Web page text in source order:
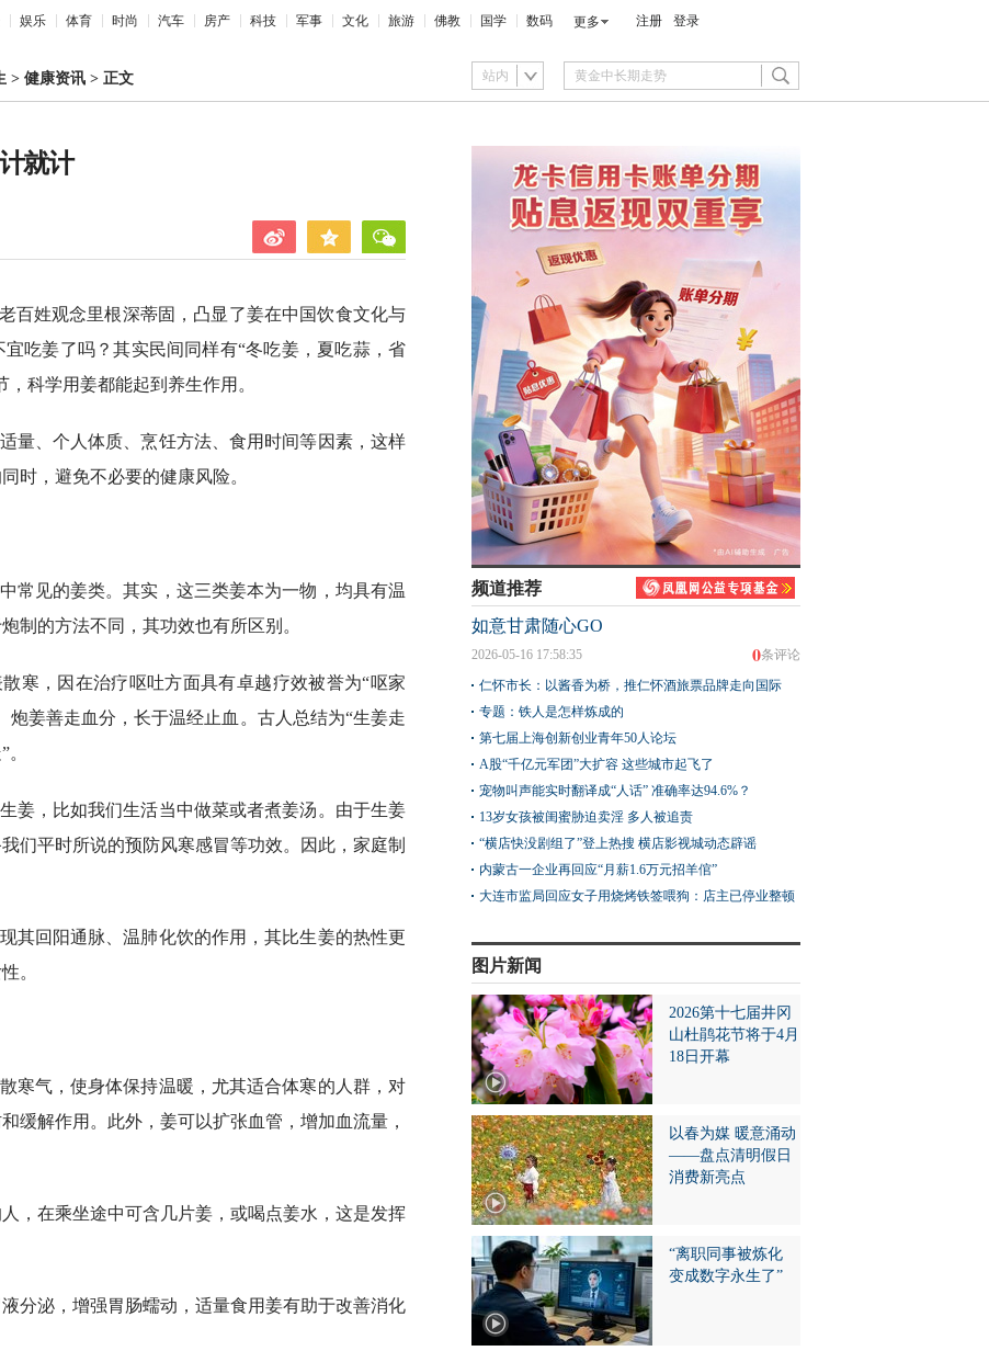
娱乐 体育 时尚 汽车 房产 科技 军事 文化 旅游 佛教 国学 数码 更多 注册 登录
> 健康资讯 > 正文 站内
就计
百姓观念里根深蒂固，凸显了姜在中国饮食文化与
吃姜了吗？其实民间同样有“冬吃姜，夏吃蒜，省
科学用姜都能起到养生作用。
量、个人体质、烹饪方法、食用时间等因素，这样
时，避免不必要的健康风险。
常见的姜类。其实，这三类姜本为一物，均具有温
制的方法不同，其功效也有所区别。
寒，因在治疗呕吐方面具有卓越疗效被誉为“呕家
炮姜善走血分，长于温经止血。古人总结为“生姜走
姜，比如我们生活当中做菜或者煮姜汤。由于生姜
们平时所说的预防风寒感冒等功效。因此，家庭制
其回阳通脉、温肺化饮的作用，其比生姜的热性更
。
寒气，使身体保持温暖，尤其适合体寒的人群，对
缓解作用。此外，姜可以扩张血管，增加血流量，
，在乘坐途中可含几片姜，或喝点姜水，这是发挥
分泌，增强胃肠蠕动，适量食用姜有助于改善消化
频道推荐
如意甘肃随心GO
0条评论
2026-05-16 17:58:35
仁怀市长：以酱香为桥，推仁怀酒旅票品牌走向国际
专题：铁人是怎样炼成的
第七届上海创新创业青年50人论坛
A股“千亿元军团”大扩容 这些城市起飞了
宠物叫声能实时翻译成“人话” 准确率达94.6%？
13岁女孩被闺蜜胁迫卖淫 多人被追责
“横店快没剧组了”登上热搜 横店影视城动态辟谣
内蒙古一企业再回应“月薪1.6万元招羊倌”
大连市监局回应女子用烧烤铁签喂狗：店主已停业整顿
图片新闻
2026第十七届井冈
山杜鹃花节将于4月
18日开幕
以春为媒 暖意涌动
——盘点清明假日
消费新亮点
“离职同事被炼化
变成数字永生了”